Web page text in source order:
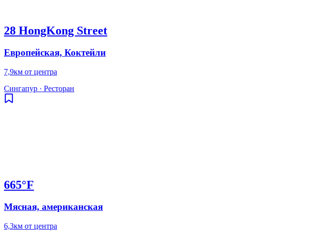
28 HongKong Street
Европейская, Коктейли
7,9км от центра
Сингапур · Ресторан
665°F
Мясная, американская
6,3км от центра